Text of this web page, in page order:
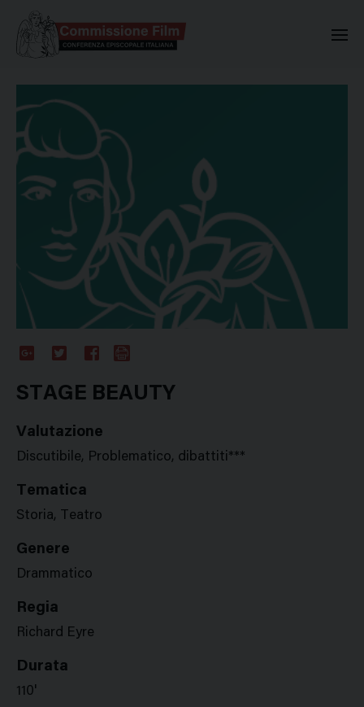
Plus
STAGE BEAUTY
Valutazione
Discutibile, Problematico, dibattiti***
Tematica
Storia, Teatro
Genere
Drammatico
Regia
Richard Eyre
Durata
110'